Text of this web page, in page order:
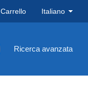
Carrello Italiano
Ricerca avanzata